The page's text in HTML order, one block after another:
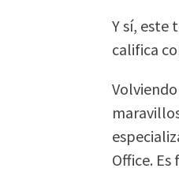
Y sí, este
califica
Office.